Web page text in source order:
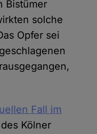
Bistümer
solche
Opfer sei
Fall im
Kölner